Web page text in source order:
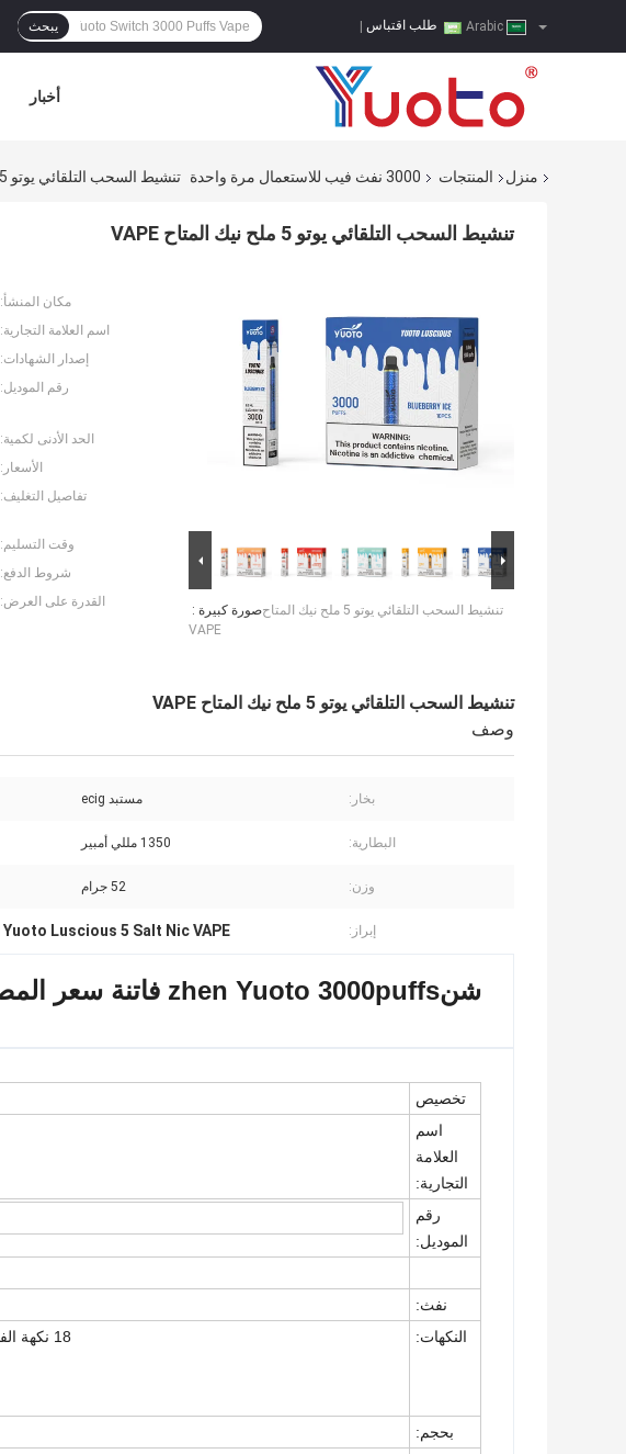
طلب اقتباس يبحث
أخبار
منزل المنتجات 3000 نفث فيب للاستعمال مرة واحدة تنشيط السحب التلقائي يوتو 5 ملح نيك المتاح VAPE
تنشيط السحب التلقائي يوتو 5 ملح نيك المتاح VAPE
صورة كبيرة :تنشيط السحب التلقائي يوتو 5 ملح نيك المتاح
VAPE
مكان المنشأ:
اسم العلامة التجارية:
إصدار الشهادات:
رقم الموديل:
الحد الأدنى لكمية:
الأسعار:
تفاصيل التغليف:
وقت التسليم:
شروط الدفع:
القدرة على العرض:
تنشيط السحب التلقائي يوتو 5 ملح نيك المتاح VAPE
وصف
بخار: مستبد ecig
البطارية: 1350 مللي أمبير
وزن: 52 جرام
إبراز: Yuoto Luscious 5 Salt Nic VAPE القابل للتصرف
شنzhen Yuoto 3000puffs فاتنة سعر المصنع vape القابل للتصرف
تخصيص
اسم
العلامة
التجارية:
رقم
الموديل:
نفث:
النكهات:
18 نكهة الفواكه المختلطة (توت العليق ، الفراولة والموز إلخ)
بحجم: